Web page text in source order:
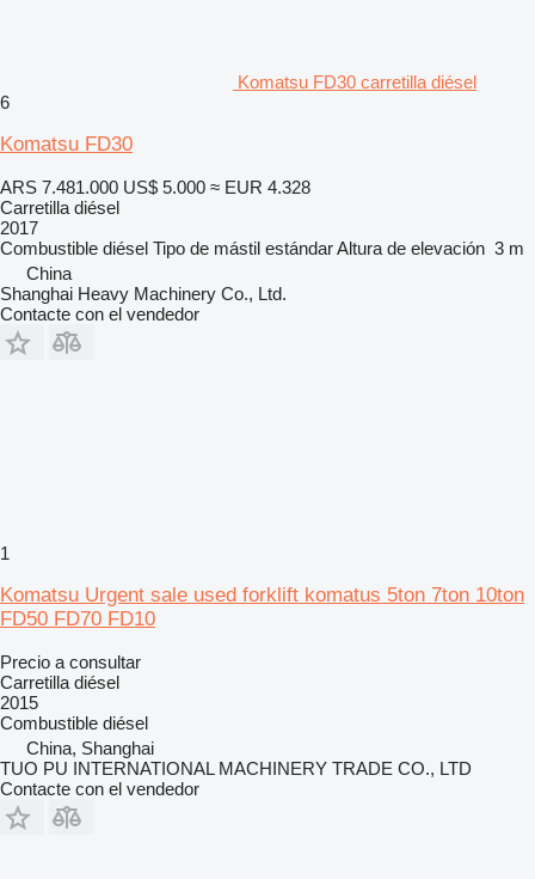
Komatsu FD30 carretilla diésel
6
Komatsu FD30
ARS 7.481.000 US$ 5.000 ≈ EUR 4.328
Carretilla diésel
2017
Combustible diésel Tipo de mástil estándarAltura de elevación 3 m
China
Shanghai Heavy Machinery Co., Ltd.
Contacte con el vendedor
1
Komatsu Urgent sale used forklift komatus 5ton 7ton 10ton
FD50 FD70 FD10
Precio a consultar
Carretilla diésel
2015
Combustible diésel
China, Shanghai
TUO PU INTERNATIONAL MACHINERY TRADE CO., LTD
Contacte con el vendedor